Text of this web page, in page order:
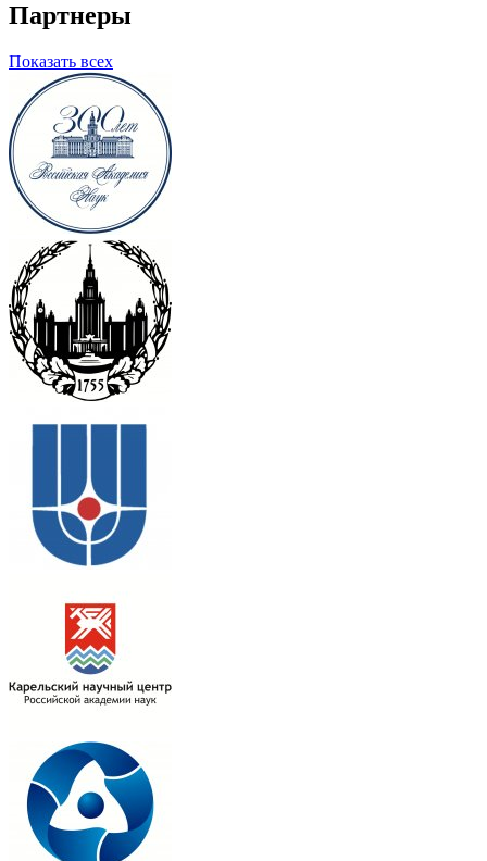
Партнеры
Показать всех